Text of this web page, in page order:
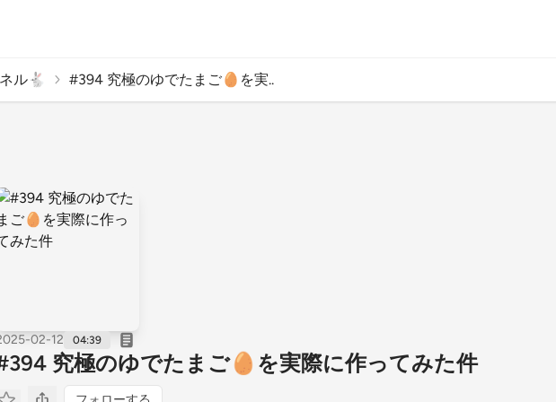
ル🐇 #394 究極のゆでたまご🥚を実..
02-12 04:39
究極のゆでたまご🥚を実際に作ってみた件